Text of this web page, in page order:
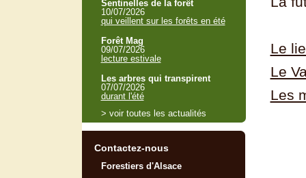
Le
Le
Les
Sentinelles de la forêt
10/07/2026
qui veillent sur les forêts en été
Forêt Mag
09/07/2026
lecture estivale
Les arbres qui transpirent
07/07/2026
durant l'été
> voir toutes les actualités
Contactez-nous
Forestiers d'Alsace